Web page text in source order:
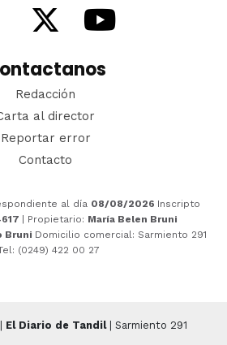
Redacción
al director
Reportar error
Contacto
al día 08/08/2026 Inscripto
| Propietario: María Belen Bruni
Bruni Domicilio comercial: Sarmiento 291
Tel: (0249) 422 00 27
El Diario de Tandil| Sarmiento 291